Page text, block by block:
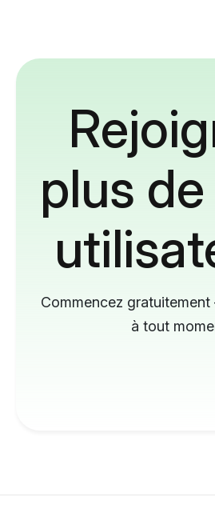
plus de
Commencez
à tout